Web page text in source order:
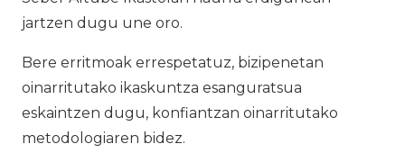
jartzen dugu une oro.
Bere erritmoak errespetatuz, bizipenetan
oinarritutako ikaskuntza esanguratsua
eskaintzen dugu, konfiantzan oinarritutako
metodologiaren bidez.